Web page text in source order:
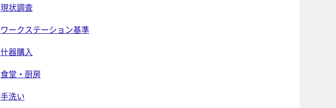
現状調査
ワークステーション基準
什器購入
食堂・厨房
手洗い